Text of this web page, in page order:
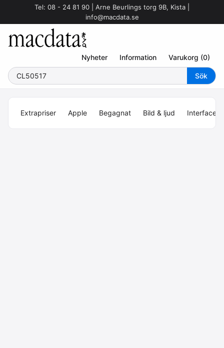
Tel: 08 - 24 81 90 | Arne Beurlings torg 9B, Kista |
info@macdata.se
Nyheter Information Varukorg (0)
Extrapriser Apple Begagnat Bild & ljud Interface